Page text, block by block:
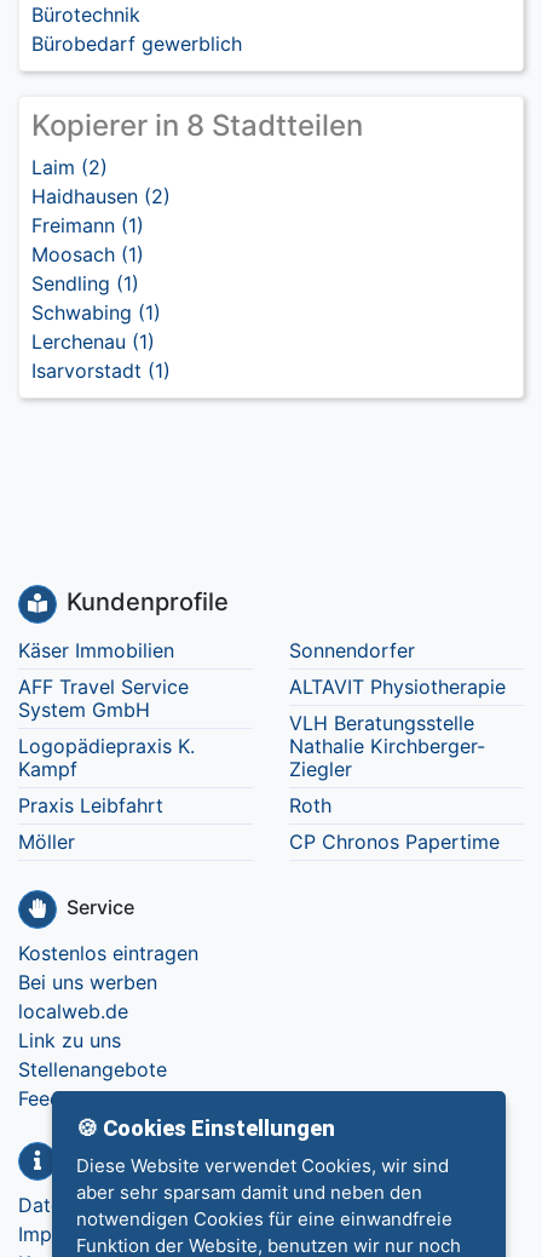
Bürotechnik
Bürobedarf gewerblich
Kopierer in 8 Stadtteilen
Laim (2)
Haidhausen (2)
Freimann (1)
Moosach (1)
Sendling (1)
Schwabing (1)
Lerchenau (1)
Isarvorstadt (1)
Kundenprofile
Käser Immobilien
AFF Travel Service
System GmbH
Logopädiepraxis K.
Kampf
Praxis Leibfahrt
Möller
Sonnendorfer
ALTAVIT Physiotherapie
VLH Beratungsstelle
Nathalie Kirchberger-
Ziegler
Roth
CP Chronos Papertime
Service
Kostenlos eintragen
Bei uns werben
localweb.de
Link zu uns
Stellenangebote
Feedback
Info
Datenschutz
Impressum
🍪 Cookies Einstellungen
Diese Website verwendet Cookies, wir sind
aber sehr sparsam damit und neben den
notwendigen Cookies für eine einwandfreie
Funktion der Website, benutzen wir nur noch